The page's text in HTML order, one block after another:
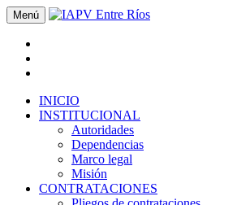
Menú
INICIO
INSTITUCIONAL
Autoridades
Dependencias
Marco legal
Misión
CONTRATACIONES